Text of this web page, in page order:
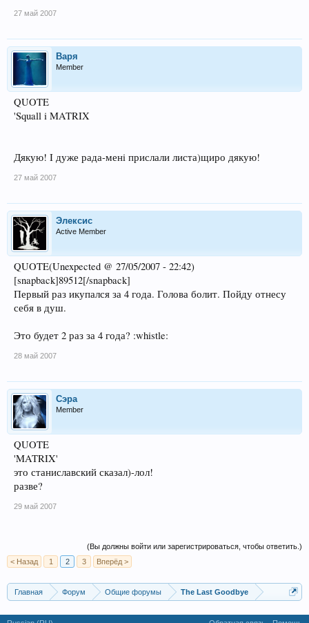
27 май 2007
Варя
Member
QUOTE
'Squall i MATRIX
Дякую! I дуже рада-менi прислали листа)щиро дякую!
27 май 2007
Элексис
Active Member
QUOTE(Unexpected @ 27/05/2007 - 22:42)
[snapback]89512[/snapback]
Первый раз икупался за 4 года. Голова болит. Пойду отнесу
себя в душ.
Это будет 2 раз за 4 года? :whistle:
28 май 2007
Сэра
Member
QUOTE
'MATRIX'
это станиславский сказал)-лол!
разве?
29 май 2007
(Вы должны войти или зарегистрироваться, чтобы ответить.)
< Назад
1 2 3 Вперёд >
Главная Форум Общие форумы The Last Goodbye